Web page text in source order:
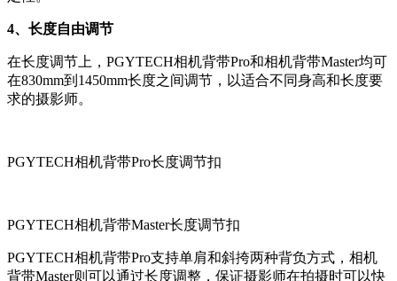
4、长度自由调节
在长度调节上，PGYTECH相机背带Pro和相机背带Master均可
在830mm到1450mm长度之间调节，以适合不同身高和长度要
求的摄影师。
PGYTECH相机背带Pro长度调节扣
PGYTECH相机背带Master长度调节扣
PGYTECH相机背带Pro支持单肩和斜挎两种背负方式，相机
背带Master则可以通过长度调整，保证摄影师在拍摄时可以快